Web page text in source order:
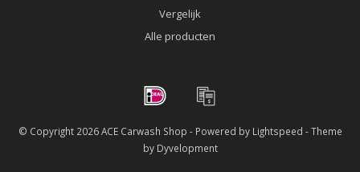
Vergelijk
Alle producten
© Copyright 2026 ACE Carwash Shop - Powered by Lightspeed - Theme
by Dyvelopment